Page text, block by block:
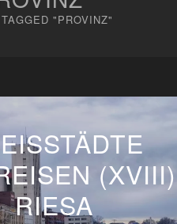
"PROVINZ"
(XVIII)
RIESA